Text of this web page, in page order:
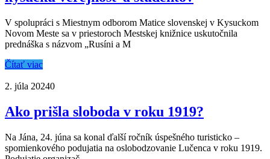
V spolupráci s Miestnym odborom Matice slovenskej v Kysuckom
Novom Meste sa v priestoroch Mestskej knižnice uskutočnila
prednáška s názvom „Rusíni a M
Čítať viac
2. júla 20240
Ako prišla sloboda v roku 1919?
Na Jána, 24. júna sa konal ďalší ročník úspešného turisticko –
spomienkového podujatia na oslobodzovanie Lučenca v roku 1919.